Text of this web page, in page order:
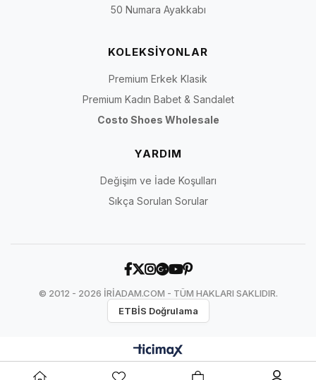
50 Numara Ayakkabı
KOLEKSİYONLAR
Premium Erkek Klasik
Premium Kadın Babet & Sandalet
Costo Shoes Wholesale
YARDIM
Değişim ve İade Koşulları
Sıkça Sorulan Sorular
© 2012 - 2026 İRİADAM.COM - TÜM HAKLARI SAKLIDIR.
ETBİS Doğrulama